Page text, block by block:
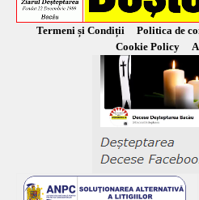
Termeni și Condiții Politica de
Cookie Policy